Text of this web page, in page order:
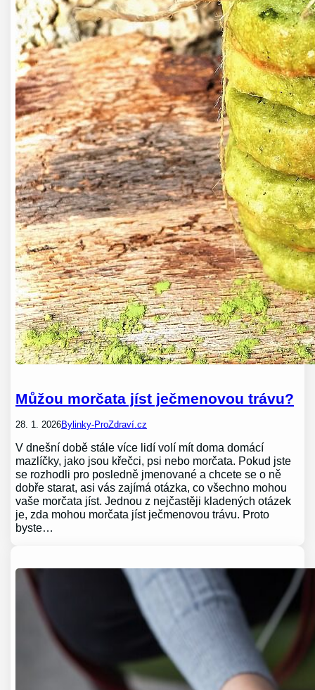
Můžou morčata jíst ječmenovou trávu?
28. 1. 2026Bylinky-ProZdraví.cz
V dnešní době stále více lidí volí mít doma domácí
mazlíčky, jako jsou křečci, psi nebo morčata. Pokud jste
se rozhodli pro posledně jmenované a chcete se o ně
dobře starat, asi vás zajímá otázka, co všechno mohou
vaše morčata jíst. Jednou z nejčastěji kladených otázek
je, zda mohou morčata jíst ječmenovou trávu. Proto
byste…